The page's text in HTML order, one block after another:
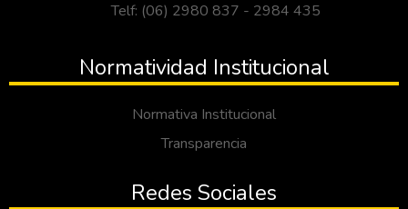
Telf: (06) 2980 837 - 2984 435
Normatividad Institucional
Normativa Institucional
Transparencia
Redes Sociales